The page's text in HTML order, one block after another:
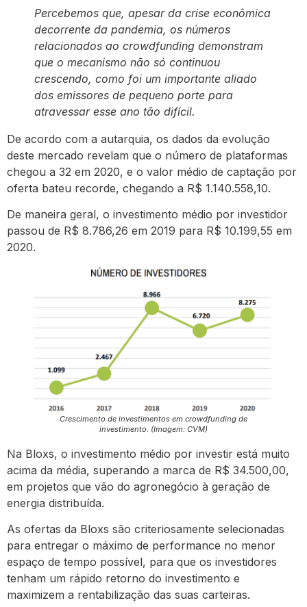
Percebemos que, apesar da crise econômica
decorrente da pandemia, os números
relacionados ao crowdfunding demonstram
que o mecanismo não só continuou
crescendo, como foi um importante aliado
dos emissores de pequeno porte para
atravessar esse ano tão difícil.
De acordo com a autarquia, os dados da evolução
deste mercado revelam que o número de plataformas
chegou a 32 em 2020, e o valor médio de captação por
oferta bateu recorde, chegando a R$ 1.140.558,10.
De maneira geral, o investimento médio por investidor
passou de R$ 8.786,26 em 2019 para R$ 10.199,55 em
2020.
Crescimento de investimentos em crowdfunding de
investimento. (Imagem: CVM)
Na Bloxs, o investimento médio por investir está muito
acima da média, superando a marca de R$ 34.500,00,
em projetos que vão do agronegócio à geração de
energia distribuída.
As ofertas da Bloxs são criteriosamente selecionadas
para entregar o máximo de performance no menor
espaço de tempo possível, para que os investidores
tenham um rápido retorno do investimento e
maximizem a rentabilização das suas carteiras.